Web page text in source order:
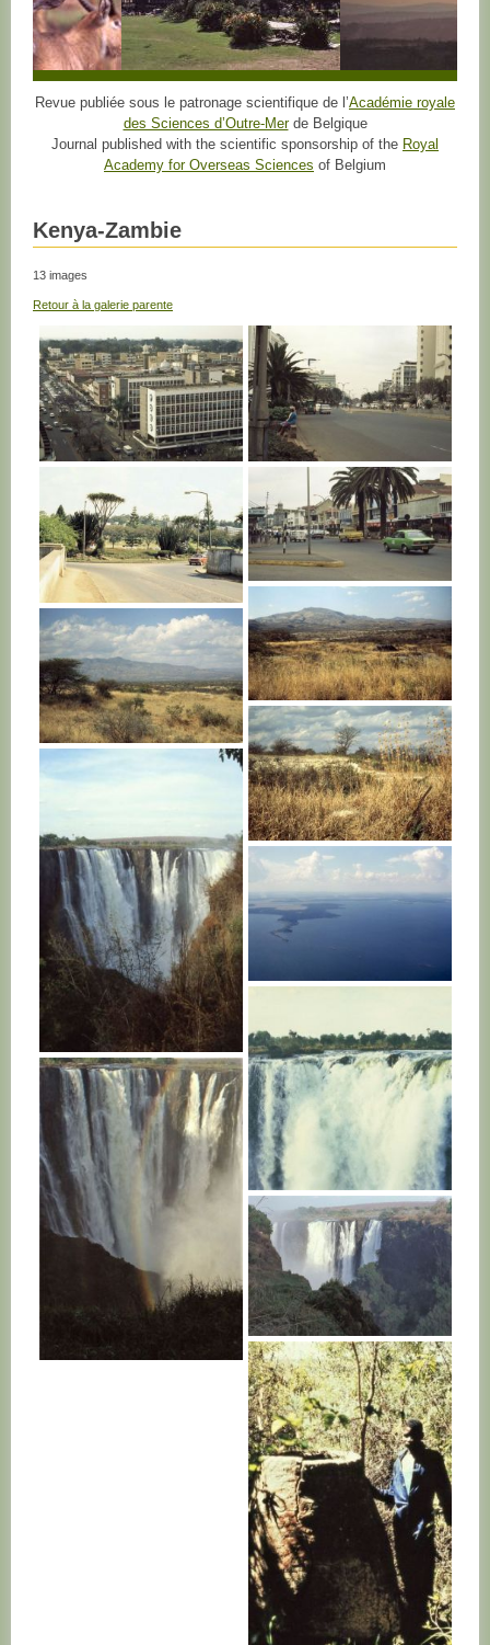
Revue publiée sous le patronage scientifique de l’Académie royale
des Sciences d’Outre-Merde Belgique
Journal published with the scientific sponsorship of the Royal
Academy for Overseas Sciences of Belgium
Kenya-Zambie
13 images
Retour à la galerie parente
KENYA
KENYA
KENYA
KENYA
KENYA
ZAMBIE
ZAMBIE
ZAMBIE